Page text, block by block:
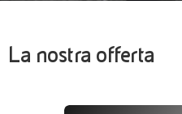
La nostra offerta